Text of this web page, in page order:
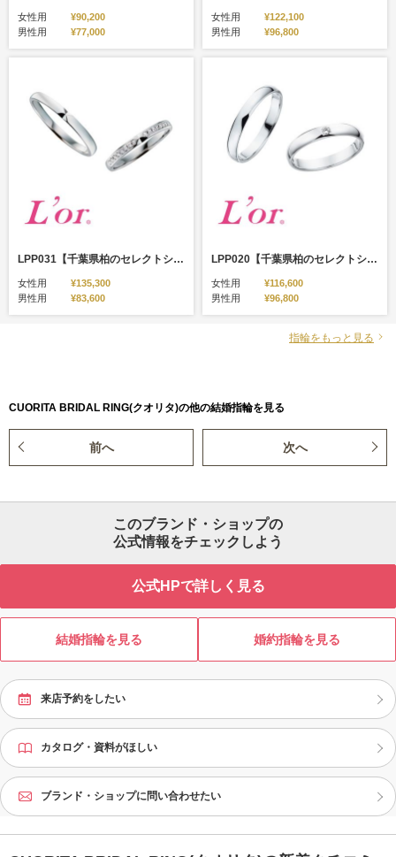
女性用
¥90,200
男性用
¥77,000
女性用
¥122,100
男性用
¥96,800
LPP031【千葉県柏のセレクトショップ】
女性用
¥135,300
男性用
¥83,600
LPP020【千葉県柏のセレクトショップ】
女性用
¥116,600
男性用
¥96,800
指輪をもっと見る
CUORITA BRIDAL RING(クオリタ)の他の結婚指輪を見る
前へ 次へ
このブランド・ショップの
公式情報をチェックしよう
公式HPで詳しく見る
結婚指輪を見る 婚約指輪を見る
来店予約をしたい
カタログ・資料がほしい
ブランド・ショップに問い合わせたい